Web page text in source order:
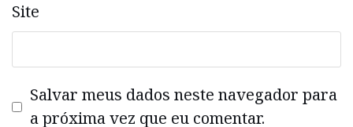
Site
Salvar meus dados neste navegador para
a próxima vez que eu comentar.